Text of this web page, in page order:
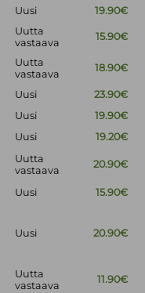
Uusi 19.90€
Uutta
vastaava
15.90€
Uutta
vastaava
18.90€
Uusi
23.90€
Uusi
19.90€
Uusi
19.20€
Uutta
vastaava
20.90€
Uusi
15.90€
Uusi 20.90€
Uutta
vastaava
11.90€